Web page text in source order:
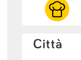
Città